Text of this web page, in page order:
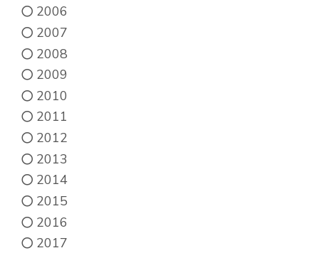
2006
2007
2008
2009
2010
2011
2012
2013
2014
2015
2016
2017